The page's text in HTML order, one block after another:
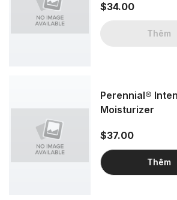
$34.00
Thêm
Perennial®
Moisturizer
$37.00
Thêm